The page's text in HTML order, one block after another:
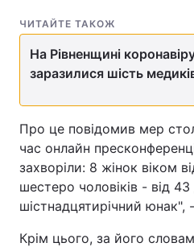
ЧИТАЙТЕ ТАКОЖ
На Рівненщині
заразилися шість
Про це повідомив мер
час онлайн
захворіли: 8 жінок віком
шестеро чоловіків - від
шістнадцятирічний юнак",
Крім цього, за його